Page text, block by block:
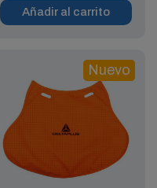
Añadir al carrito
Nuevo